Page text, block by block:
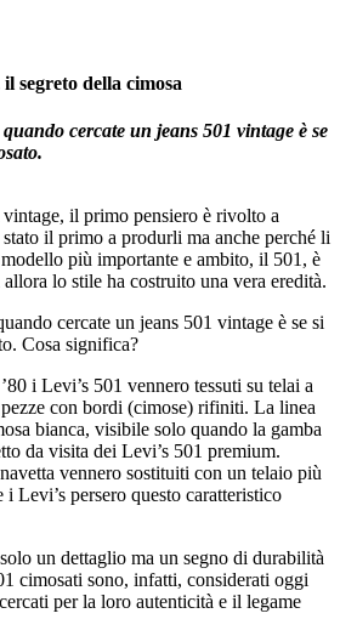
segreto della cimosa
cercate un jeans 501 vintage è se
il primo pensiero è rivolto a
il primo a produrli ma anche perché li
più importante e ambito, il 501, è
lo stile ha costruito una vera eredità.
cercate un jeans 501 vintage è se si
Cosa significa?
i Levi’s 501 vennero tessuti su telai a
con bordi (cimose) rifiniti. La linea
bianca, visibile solo quando la gamba
da visita dei Levi’s 501 premium.
vennero sostituiti con un telaio più
Levi’s persero questo caratteristico
un dettaglio ma un segno di durabilità
cimosati sono, infatti, considerati oggi
per la loro autenticità e il legame